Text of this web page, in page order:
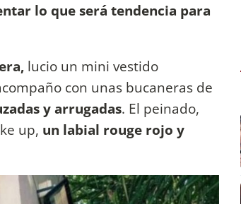
lo que será tendencia para
lucio un mini vestido
con unas bucaneras de
y arrugadas. El peinado,
up, un labial rouge rojo y